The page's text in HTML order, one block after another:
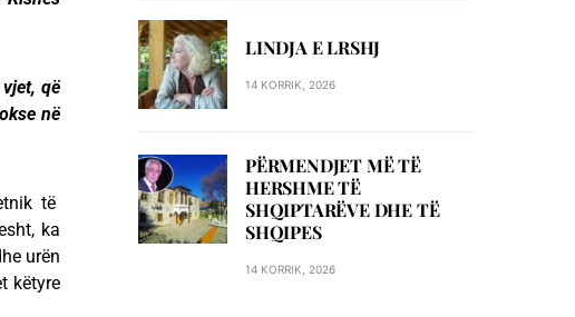
që
në
të
ka
urën
këtyre
LINDJA E LRSHJ
14 KORRIK, 2026
PËRMENDJET MË TË
HERSHME TË
SHQIPTARËVE DHE TË
SHQIPES
14 KORRIK, 2026